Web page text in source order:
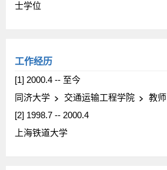
士学位
工作经历
[1] 2000.4 -- 至今
同济大学
交通运输工程学院 教师
[2] 1998.7 -- 2000.4
上海铁道大学